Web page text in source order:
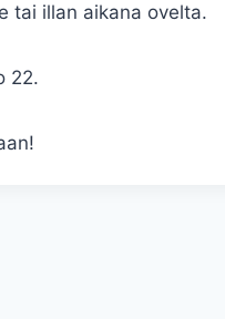
tai illan aikana ovelta.
22.